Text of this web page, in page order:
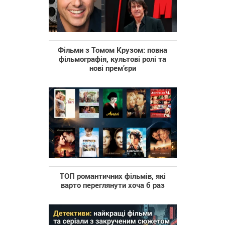
Фільми з Томом Крузом: повна
фільмографія, культові ролі та
нові прем’єри
ТОП романтичних фільмів, які
варто переглянути хоча б раз